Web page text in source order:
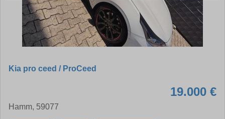
Kia pro ceed / ProCeed
19.000 €
Hamm, 59077